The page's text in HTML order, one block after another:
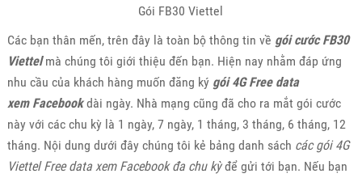
Gói FB30 Viettel
Các bạn thân mến, trên đây là toàn bộ thông tin về gói cước FB30
Viettelmà chúng tôi giới thiệu đến bạn. Hiện nay nhằm đáp ứng
nhu cầu của khách hàng muốn đăng ký gói 4G Free data
xem Facebookdài ngày. Nhà mạng cũng đã cho ra mắt gói cước
này với các chu kỳ là 1 ngày, 7 ngày, 1 tháng, 3 tháng, 6 tháng, 12
tháng. Nội dung dưới đây chúng tôi kẻ bảng danh sách các gói 4G
Viettel Free data xem Facebook đa chu kỳđể gửi tới bạn. Nếu bạn